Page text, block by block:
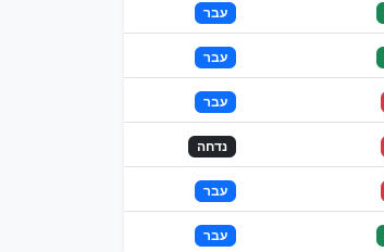
עבר
עבר
עבר
נדחה
עבר
עבר